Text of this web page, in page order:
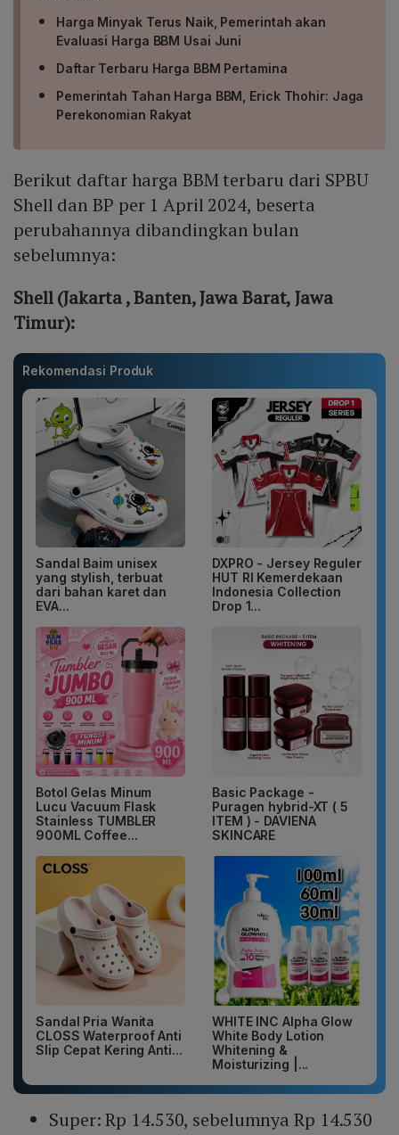
Harga Minyak Terus Naik, Pemerintah akan
Evaluasi Harga BBM Usai Juni
Daftar Terbaru Harga BBM Pertamina
Pemerintah Tahan Harga BBM, Erick Thohir: Jaga
Perekonomian Rakyat
Berikut daftar harga BBM terbaru dari SPBU
Shell dan BP per 1 April 2024, beserta
perubahannya dibandingkan bulan
sebelumnya:
Shell (Jakarta , Banten, Jawa Barat, Jawa
Timur):
Rekomendasi Produk
Sandal Baim unisex
yang stylish, terbuat
dari bahan karet dan
EVA...
DXPRO - Jersey Reguler
HUT RI Kemerdekaan
Indonesia Collection
Drop 1...
Botol Gelas Minum
Lucu Vacuum Flask
Stainless TUMBLER
900ML Coffee...
Basic Package -
Puragen hybrid-XT ( 5
ITEM ) - DAVIENA
SKINCARE
Sandal Pria Wanita
CLOSS Waterproof Anti
Slip Cepat Kering Anti...
WHITE INC Alpha Glow
White Body Lotion
Whitening &
Moisturizing |...
Super: Rp 14.530, sebelumnya Rp 14.530